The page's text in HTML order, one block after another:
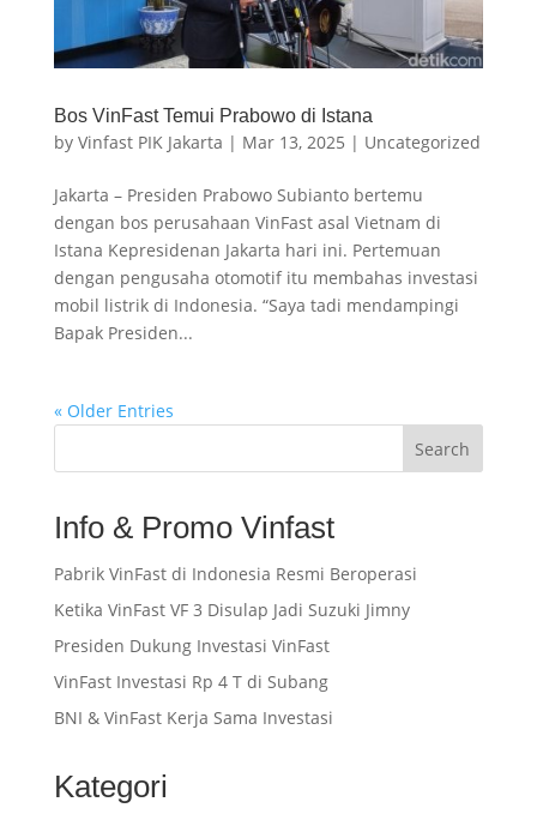
Bos VinFast Temui Prabowo di Istana
by Vinfast PIK Jakarta | Mar 13, 2025 | Uncategorized
Jakarta – Presiden Prabowo Subianto bertemu
dengan bos perusahaan VinFast asal Vietnam di
Istana Kepresidenan Jakarta hari ini. Pertemuan
dengan pengusaha otomotif itu membahas investasi
mobil listrik di Indonesia. “Saya tadi mendampingi
Bapak Presiden...
« Older Entries
Search
Info & Promo Vinfast
Pabrik VinFast di Indonesia Resmi Beroperasi
Ketika VinFast VF 3 Disulap Jadi Suzuki Jimny
Presiden Dukung Investasi VinFast
VinFast Investasi Rp 4 T di Subang
BNI & VinFast Kerja Sama Investasi
Kategori